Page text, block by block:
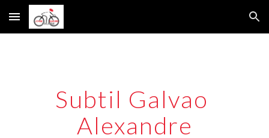
Skip to main content Skip to navigation
Subtil Galvao
Alexandre